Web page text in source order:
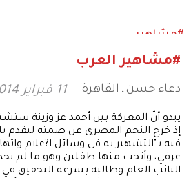
#مشاهير
#مشاهير العرب
دعاء حسن ـ القاهرة 11 فبراير 2014
يبدو أنّ المعركة بين أحمد عز وزينة
إذ خرج النجم المصري عن صمته ليقدم
فيه بـ"التشهير به في وسائل ا?علام
عرفي، وأنجب منها طفلين وهو ما لم
النائب العام وطالبه بسرعة التحقيق في